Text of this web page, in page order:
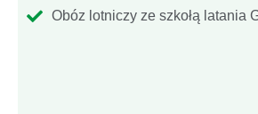
Obóz lotniczy ze szkołą latania